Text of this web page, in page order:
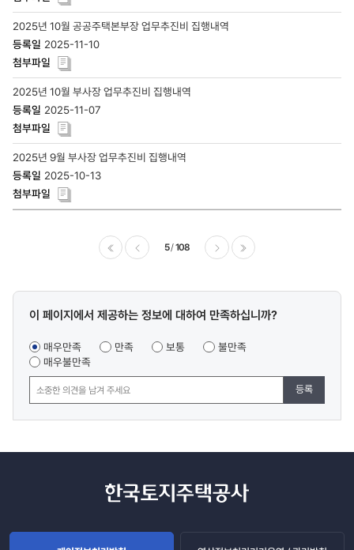
2025년 10월 공공주택본부장 업무추진비 집행내역
2025-11-10
2025년 10월 부사장 업무추진비 집행내역
2025-11-07
2025년 9월 부사장 업무추진비 집행내역
2025-10-13
5 108
콘텐츠
조사
이 페이지에서 제공하는 정보에 대하여 만족하십니까?
매우만족 만족 보통
불만족
매우불만족
등록